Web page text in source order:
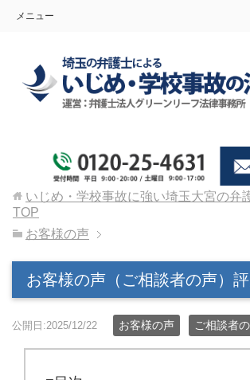
メニュー
いじめ・学校事故に強い埼玉大宮の弁
TOP
お客様の声
お客様の声（ご相談者の声）
公開日:2025/12/22 お客様の声 ご相談者